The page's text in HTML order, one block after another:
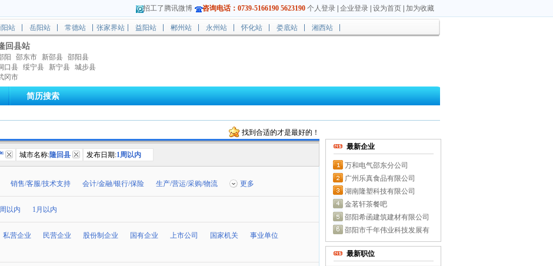
招工了腾讯微博 咨询电话：0739-5166190 5623190 个人登录 企业登录 设为首页 加为收藏
站 岳阳站 常德站 张家界站 益阳站 郴州站 永州站 怀化站 娄底站 湘西站
回县站
阳 邵东市 新邵县 邵阳县
口县 绥宁县 新宁县 城步县
冈市
简历搜索
找到合适的才是最好的！
城市名称:隆回县 发布日期:1周以内
销售/客服/技术支持 会计/金融/银行/保险 生产/营运/采购/物流 更多
以内 1月以内
私营企业 民营企业 股份制企业 国有企业 上市公司 国家机关
事业单位
最新企业
万和电气邵东分公司
广州乐真食品有限公司
湖南隆塑科技有限公司
金茗轩茶餐吧
邵阳希函建筑建材有限公司
邵阳市千年伟业科技发展有
最新职位